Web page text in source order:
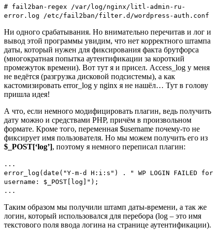
# fail2ban-regex /var/log/nginx/litl-admin-ru-
error.log /etc/fail2ban/filter.d/wordpress-auth.conf
Ни одного срабатывания. Но внимательно перечитав и лог и
вывод этой программы увидим, что нет корректного штампа
даты, который нужен для фиксирования факта брутфорса
(многократная попытка аутентификации за короткий
промежуток времени). Вот тут я и присел. Access_log у меня
не ведётся (разгрузка дисковой подсистемы), а как
кастомизировать error_log у nginx я не нашёл… Тут в голову
пришла идея!
А что, если немного модифицировать плагин, ведь получить
дату можно и средствами PHP, причём в произвольном
формате. Кроме того, переменная $username почему-то не
фиксирует имя пользователя. Но мы можем получить его из
$_POST[‘log’], поэтому я немного переписал плагин:
...
error_log(date("Y-m-d H:i:s") . " WP LOGIN FAILED for
username: $_POST[log]");
...
Таким образом мы получили штамп даты-времени, а так же
логин, который использовался для перебора (log – это имя
текстового поля ввода логина на странице аутентификации).